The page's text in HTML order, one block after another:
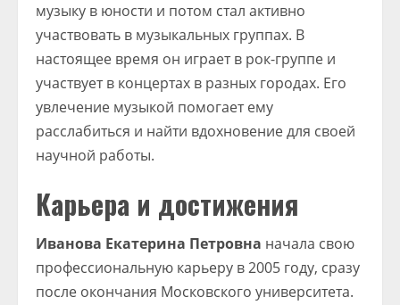
музыку в юности и потом стал активно
участвовать в музыкальных группах. В
настоящее время он играет в рок-группе и
участвует в концертах в разных городах. Его
увлечение музыкой помогает ему
расслабиться и найти вдохновение для своей
научной работы.
Карьера и достижения
Иванова Екатерина Петровна начала свою
профессиональную карьеру в 2005 году, сразу
после окончания Московского университета.